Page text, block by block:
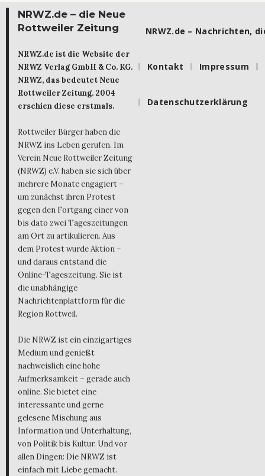
NRWZ.de – die Neue
Rottweiler Zeitung
NRWZ.de ist die Website der
NRWZ Verlag GmbH & Co. KG.
NRWZ, das bedeutet Neue
Rottweiler Zeitung. 2004
erschien diese erstmals.
Rottweiler Bürger haben die
NRWZ ins Leben gerufen. Im
Verein Neue Rottweiler Zeitung
(NRWZ) e.V. haben sie sich über
mehrere Monate engagiert –
um zunächst ihren Protest
gegen den Fortgang einer von
bis dato zwei Tageszeitungen
am Ort zu artikulieren. Aus
dem Protest wurde Aktion –
und daraus entstand die
Online-Tageszeitung. Sie ist
die unabhängige
Nachrichtenplattform für die
Region Rottweil.
Die NRWZ ist ein einzigartiges
Medium und genießt
nachweislich eine hohe
Aufmerksamkeit – gerade auch
online. Sie bietet eine
interessante und gerne
gelesene Mischung aus
Information und Unterhaltung,
von Politik bis Kultur. Und vor
allen Dingen: Die NRWZ ist
einfach mit Liebe gemacht.
NRWZ.de – Nachrichten,
Kontakt Impressum
Datenschutzerklärung